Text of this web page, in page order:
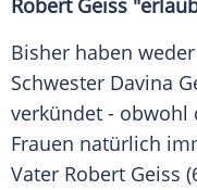
Robert Geiss
Bisher haben
Schwester Davina
verkündet - obwohl
Frauen natürlich
Vater Robert Geiss